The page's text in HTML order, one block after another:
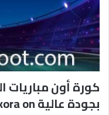
كورة أون مباريات
بجودة عالية kora on